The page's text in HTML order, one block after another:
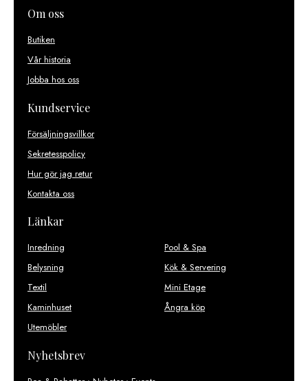
Om oss
Butiken
Vår historia
Jobba hos oss
Kundservice
Försäljningsvillkor
Sekretesspolicy
Hur gör jag retur
Kontakta oss
Länkar
Inredning
Belysning
Textil
Kaminhuset
Utemöbler
Pool & Spa
Kök & Servering
Mini Etage
Ångra köp
Nyhetsbrev